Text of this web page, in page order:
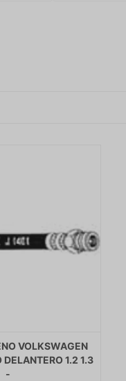
VOLKSWAGEN
DELANTERO 1.2 1.3
-